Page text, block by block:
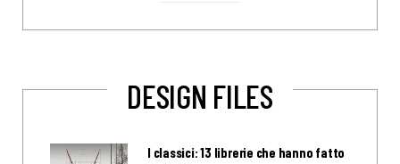
DESIGN FILES
I classici: 13 librerie che hanno fatto